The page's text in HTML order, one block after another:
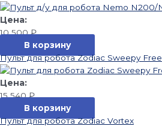
10 500₽
В корзину
Пульт для робота Zodiac Sweepy Free
15 540₽
В корзину
Пульт для робота Zodiac Vortex